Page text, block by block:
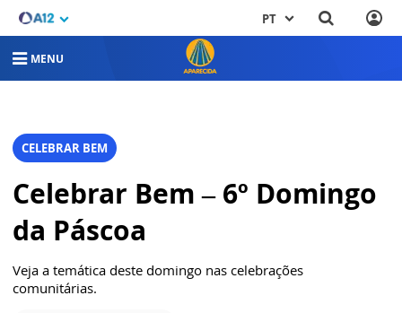
PT
MENU
CELEBRAR BEM
Celebrar Bem – 6º Domingo
da Páscoa
Veja a temática deste domingo nas celebrações
comunitárias.